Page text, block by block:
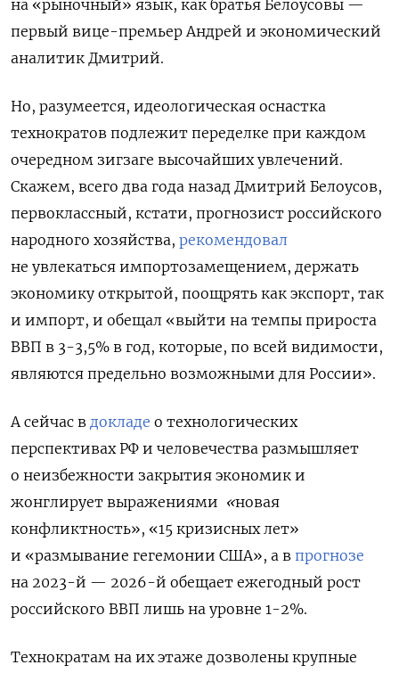
на «рыночный» язык, как братья Белоусовы —
первый вице-премьер Андрей и экономический
аналитик Дмитрий.
Но, разумеется, идеологическая оснастка
технократов подлежит переделке при каждом
очередном зигзаге высочайших увлечений.
Скажем, всего два года назад Дмитрий Белоусов,
первоклассный, кстати, прогнозист российского
народного хозяйства, рекомендовал
не увлекаться импортозамещением, держать
экономику открытой, поощрять как экспорт, так
и импорт, и обещал «выйти на темпы прироста
ВВП в 3-3,5% в год, которые, по всей видимости,
являются предельно возможными для России».
А сейчас в докладе о технологических
перспективах РФ и человечества размышляет
о неизбежности закрытия экономик и
жонглирует выражениями «новая
конфликтность», «15 кризисных лет»
и «размывание гегемонии США», а в прогнозе
на 2023-й — 2026-й обещает ежегодный рост
российского ВВП лишь на уровне 1-2%.
Технократам на их этаже дозволены крупные